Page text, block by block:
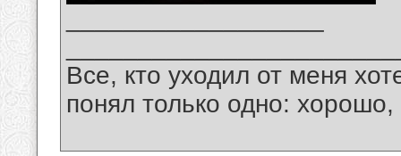
Все, кто уходил от меня
понял только одно: